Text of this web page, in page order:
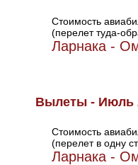
Стоимость
(перелет туда-
Ларнака -
Вылеты - Июль
Стоимость
(перелет в одну
Ларнака -